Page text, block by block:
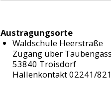
Austragungsorte
Waldschule Heerstraße
Zugang über
53840 Troisdorf
Hallenkontakt 02241/